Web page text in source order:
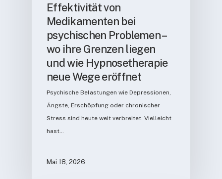
Effektivität von
Medikamenten bei
psychischen Problemen –
wo ihre Grenzen liegen
und wie Hypnosetherapie
neue Wege eröffnet
Psychische Belastungen wie Depressionen,
Ängste, Erschöpfung oder chronischer
Stress sind heute weit verbreitet. Vielleicht
hast…
Mai 18, 2026